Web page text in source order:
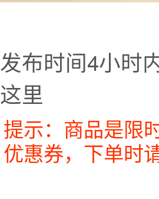
发布时间4小时
这里
提示：商品是限
优惠券，下单时